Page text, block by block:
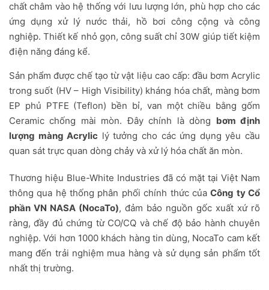
chất châm vào hệ thống với lưu lượng lớn, phù hợp cho các
ứng dụng xử lý nước thải, hồ bơi công cộng và công
nghiệp. Thiết kế nhỏ gọn, công suất chỉ 30W giúp tiết kiệm
điện năng đáng kể.
Sản phẩm được chế tạo từ vật liệu cao cấp: đầu bơm Acrylic
trong suốt (HV – High Visibility) kháng hóa chất, màng bơm
EP phủ PTFE (Teflon) bền bỉ, van một chiều bằng gốm
Ceramic chống mài mòn. Đây chính là dòng bơm định
lượng màng Acrylic lý tưởng cho các ứng dụng yêu cầu
quan sát trực quan dòng chảy và xử lý hóa chất ăn mòn.
Thương hiệu Blue-White Industries đã có mặt tại Việt Nam
thông qua hệ thống phân phối chính thức củaCông ty Cổ
phần VN NASA (NocaTo), đảm bảo nguồn gốc xuất xứ rõ
ràng, đầy đủ chứng từ CO/CQ và chế độ bảo hành chuyên
nghiệp. Với hơn 1000 khách hàng tin dùng, NocaTo cam kết
mang đến trải nghiệm mua hàng và sử dụng sản phẩm tốt
nhất thị trường.